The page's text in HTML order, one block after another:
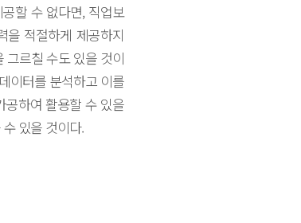
할 수 없다면, 직업보
을 적절하게 제공하지
그르칠 수도 있을 것이
이터를 분석하고 이를
공하여 활용할 수 있을
있을 것이다.